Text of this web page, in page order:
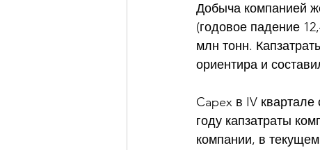
Добыча компанией
(годовое падение
млн тонн.
ориентира и
Capex в IV
году капзатраты
компании, в